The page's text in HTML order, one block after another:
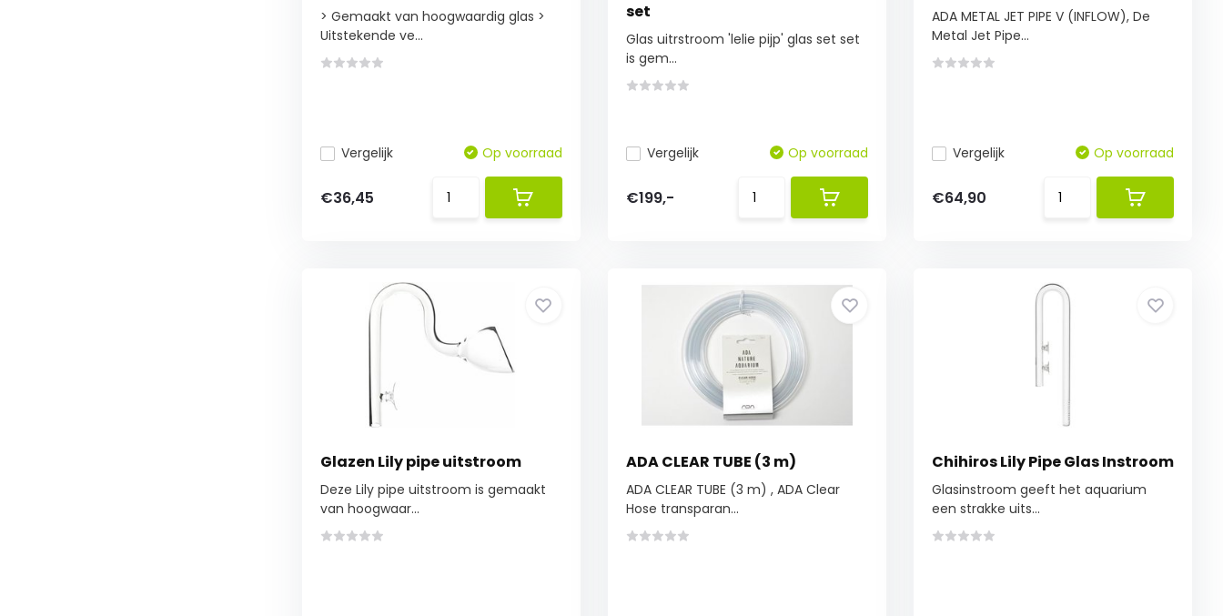
> Gemaakt van hoogwaardig glas >
Uitstekende ve...
Vergelijk Op voorraad
€36,45
set
Glas uitrstroom 'lelie pijp' glas set set
is gem...
Vergelijk Op voorraad
€199,-
ADA METAL JET PIPE V (INFLOW), De
Metal Jet Pipe...
Vergelijk Op voorraad
€64,90
Glazen Lily pipe uitstroom
Deze Lily pipe uitstroom is gemaakt
van hoogwaar...
ADA CLEAR TUBE (3 m)
ADA CLEAR TUBE (3 m) , ADA Clear
Hose transparan...
Chihiros Lily Pipe Glas Instroom
Glasinstroom geeft het aquarium
een strakke uits...